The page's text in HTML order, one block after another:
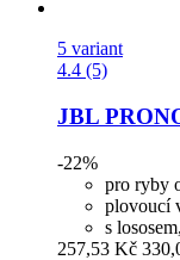
5 variant
4.4 (5)
JBL
-22%
pro ryby
plovoucí
s
257,53 Kč